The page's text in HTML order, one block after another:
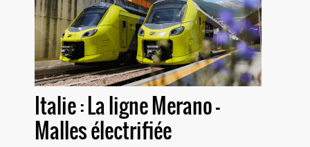
Italie : La ligne Merano –
Malles électrifiée